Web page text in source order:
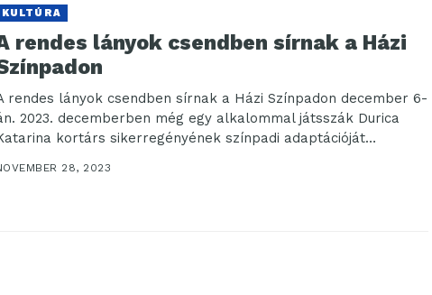
KULTÚRA
rendes lányok csendben sírnak a Házi
rendes lányok csendben sírnak a Házi Színpadon december 6-
2023. decemberben még egy alkalommal játsszák Durica
kortárs sikerregényének színpadi adaptációját
28, 2023